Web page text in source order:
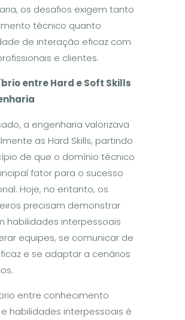
os desafios exigem tanto
técnico quanto
de interação eficaz com
e clientes.
brio entre Hard e Soft Skills
a engenharia valorizava
as Hard Skills, partindo
de que o domínio técnico
fator para o sucesso
Hoje, no entanto, os
precisam demonstrar
habilidades interpessoais
equipes, se comunicar de
e se adaptar a cenários
entre conhecimento
habilidades interpessoais é